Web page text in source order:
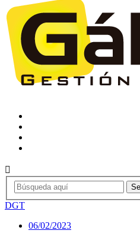
DGT
06/02/2023